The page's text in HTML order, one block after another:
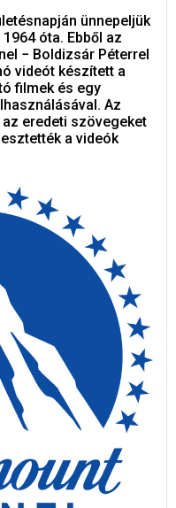
ünnepeljük
óta. Ebből az
− Boldizsár Péterrel
videót készített a
filmek és egy
Az
eredeti szövegeket
a videók